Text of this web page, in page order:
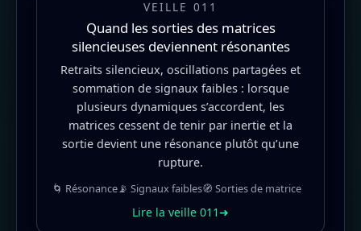
VEILLE 011
Quand les sorties des matrices
silencieuses deviennent résonantes
Retraits silencieux, oscillations partagées et
sommation de signaux faibles : lorsque
plusieurs dynamiques s’accordent, les
matrices cessent de tenir par inertie et la
sortie devient une résonance plutôt qu’une
rupture.
🌀 Résonance📡 Signaux faibles🧭 Sorties de matrice
Lire la veille 011➜